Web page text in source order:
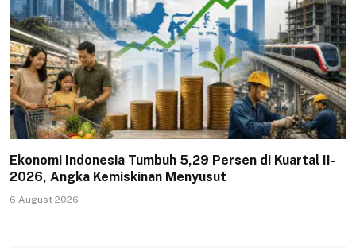
Ekonomi Indonesia Tumbuh 5,29 Persen di Kuartal II-
2026, Angka Kemiskinan Menyusut
6 August 2026